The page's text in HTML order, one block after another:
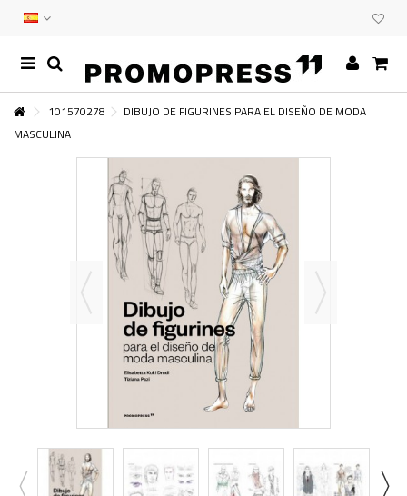
101570278
DIBUJO DE FIGURINES PARA EL DISEÑO DE MODA
MASCULINA